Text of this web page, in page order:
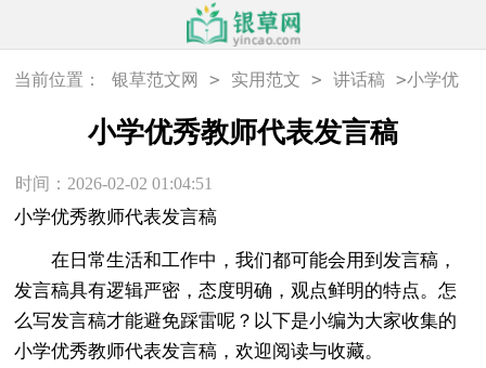
当前位置： 银草范文网 > 实用范文 > 讲话稿 >小学优
秀教师代表发言稿
小学优秀教师代表发言稿
时间：2026-02-02 01:04:51
小学优秀教师代表发言稿
在日常生活和工作中，我们都可能会用到发言稿，
发言稿具有逻辑严密，态度明确，观点鲜明的特点。怎
么写发言稿才能避免踩雷呢？以下是小编为大家收集的
小学优秀教师代表发言稿，欢迎阅读与收藏。